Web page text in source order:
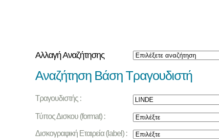
Αλλαγή Αναζήτησης
Αναζήτηση Βάση Τραγουδιστή
Τραγουδιστής :
Τύπος Δισκου (format) :
Δισκογραφική Εταιρεία (label) :